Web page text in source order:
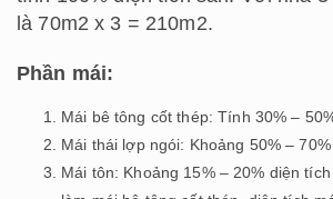
là 70m2 x 3 = 210m2.
Phần mái:
Mái bê tông cốt thép: Tính 30% –
Mái thái lợp ngói: Khoảng 50% – 70%
Mái tôn: Khoảng 15% – 20% diện